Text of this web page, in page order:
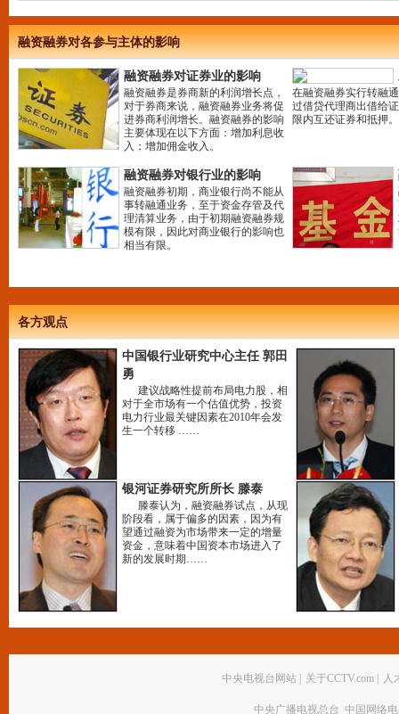
融资融券对各参与主体的影响
融资融券对证券业的影响
融资融券是券商新的利润增长点，
对于券商来说，融资融券业务将促
进券商利润增长。融资融券的影响
主要体现在以下方面：增加利息收
入；增加佣金收入。
在融资融券实行转融
过借贷代理商出借给
限内互还证券和抵押。
融资融券对银行业的影响
融资融券初期，商业银行尚不能从
事转融通业务，至于资金存管及代
理清算业务，由于初期融资融券规
模有限，因此对商业银行的影响也
相当有限。
各方观点
中国银行业研究中心主任 郭田
勇
建议战略性提前布局电力股，相
对于全市场有一个估值优势，投资
电力行业最关键因素在2010年会发
生一个转移 ……
银河证券研究所所长 滕泰
滕泰认为，融资融券试点，从现
阶段看，属于偏多的因素，因为有
望通过融资为市场带来一定的增量
资金，意味着中国资本市场进入了
新的发展时期……
中央电视台网站 关于CCTV.com 人
中央广播电视总台 中国网络